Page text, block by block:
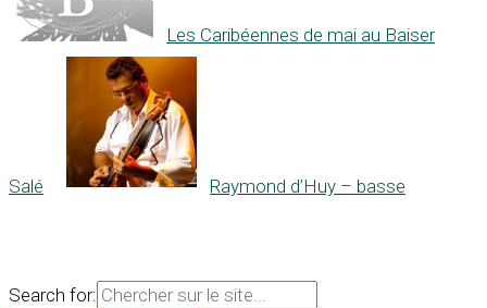
Les Caribéennes de mai au Baiser
Salé Raymond d’Huy – basse
Search for: